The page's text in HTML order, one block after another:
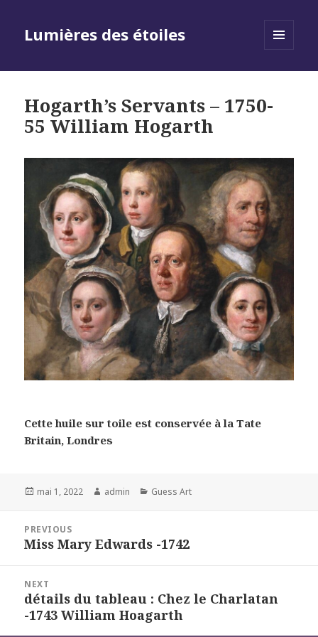
Lumières des étoiles
Hogarth’s Servants – 1750-
55 William Hogarth
Cette huile sur toile est conservée à la Tate
Britain, Londres
Posted
mai 1, 2022 Author
admin Categories
Guess Art
l’article
PREVIOUS
Previous
Miss Mary Edwards -1742
NEXT
Next
post:
détails du tableau : Chez le Charlatan
-1743 William Hoagarth